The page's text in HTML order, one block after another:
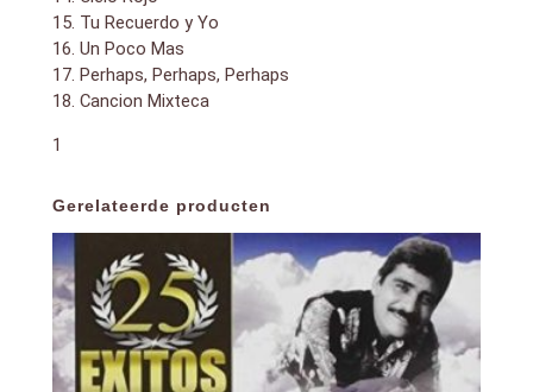
15. Tu Recuerdo y Yo
16. Un Poco Mas
17. Perhaps, Perhaps, Perhaps
18. Cancion Mixteca
1
Gerelateerde producten